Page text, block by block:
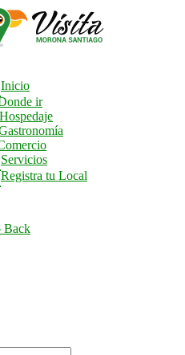
Inicio
ir
Hospedaje
Servicios
Registra tu Local
Back